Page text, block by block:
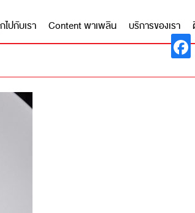
ปกับเรา Content พาเพลิน บริการของเรา